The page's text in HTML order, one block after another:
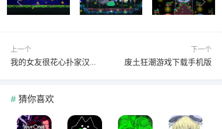
上一个
我的女友很花心扑家汉化版
下一个
废土狂潮游戏下载手机版
猜你喜欢